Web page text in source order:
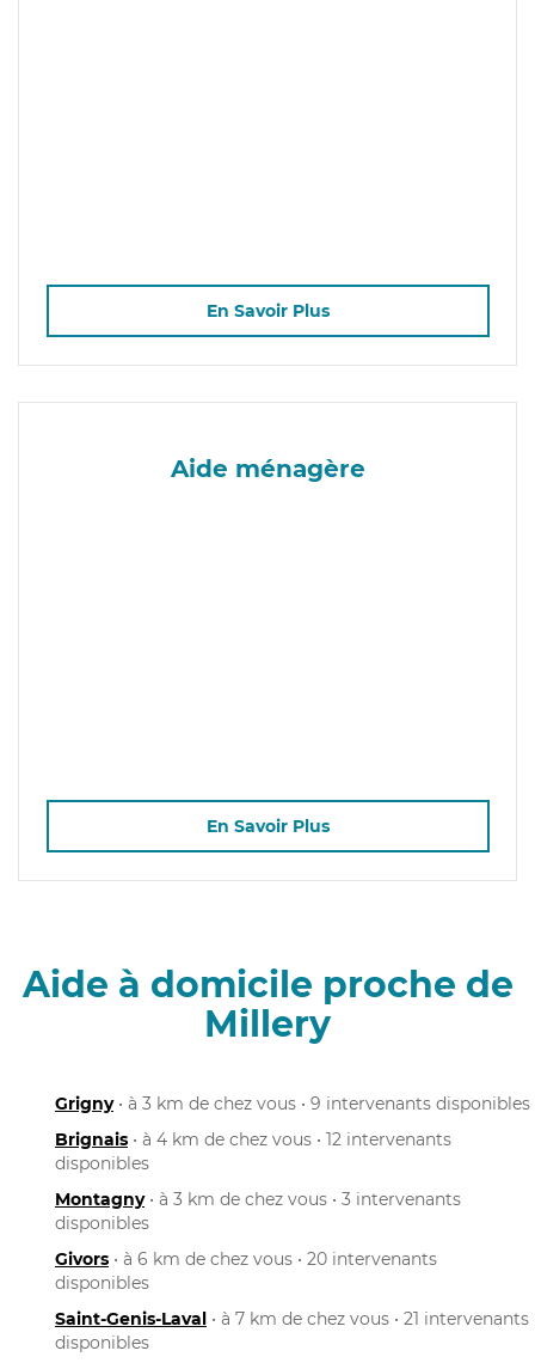
En Savoir Plus
Aide ménagère
En Savoir Plus
Aide à domicile proche de
Millery
Grigny• à 3 km de chez vous • 9 intervenants disponibles
Brignais • à 4 km de chez vous • 12 intervenants
disponibles
Montagny• à 3 km de chez vous • 3 intervenants
disponibles
Givors • à 6 km de chez vous • 20 intervenants
disponibles
Saint-Genis-Laval • à 7 km de chez vous • 21 intervenants
disponibles